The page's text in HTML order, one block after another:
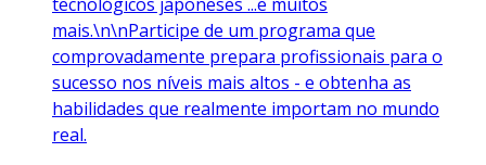
mais.\n\nParticipe de um programa que
comprovadamente prepara profissionais para o
sucesso nos níveis mais altos - e obtenha as
habilidades que realmente importam no mundo
real.